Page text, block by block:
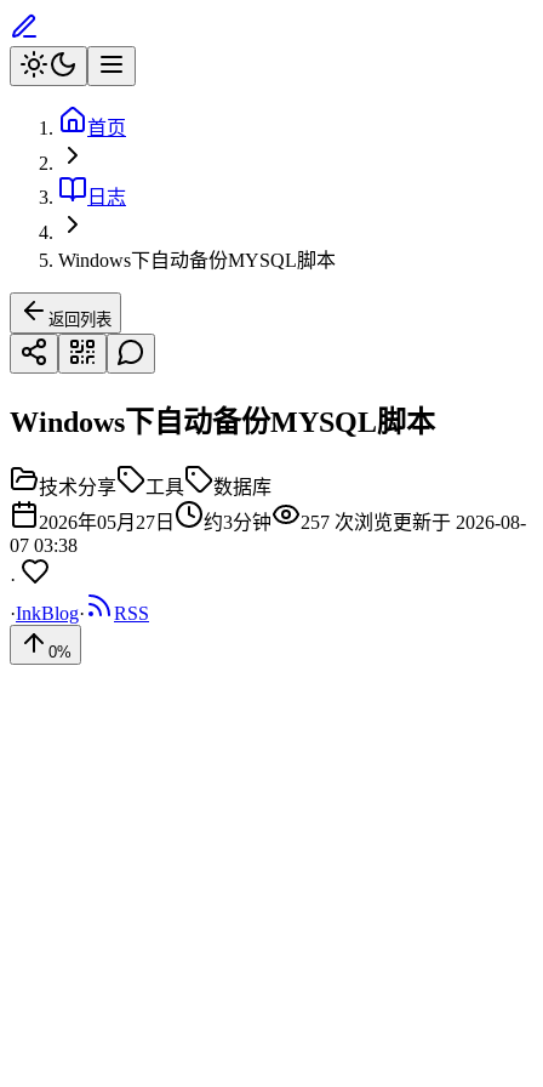
首页
日志
Windows下自动备份MYSQL脚本
返回列表
Windows下自动备份MYSQL脚本
技术分享 工具
数据库
2026年05月27日
约3分钟 257 次浏览更新于 2026-08-
07 03:38
·
·InkBlog· RSS
0%